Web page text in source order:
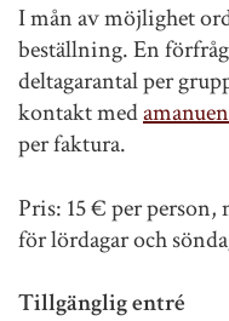
I mån av möjlighet
beställning. En
deltagarantal per
kontakt med
per faktura.
Pris: 15 € per
för lördagar och
Tillgänglig entré